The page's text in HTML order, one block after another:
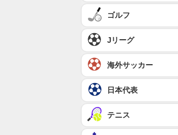
ゴルフ
Jリーグ
海外サッカー
日本代表
テニス